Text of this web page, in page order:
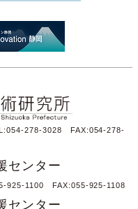
278-3028 FAX:054-278-
センター
925-1100 FAX:055-925-1108
センター